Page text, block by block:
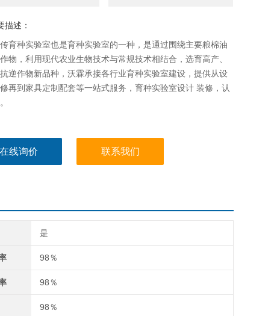
描述：
育种实验室也是育种实验室的一种，是通过围绕主要粮棉油
物，利用现代农业生物技术与常规技术相结合，选育高产、
逆作物新品种，沃霖承接各行业育种实验室建设，提供从设
再到家具定制配套等一站式服务，育种实验室设计 装修，认
在线询价 联系我们
是
98％
98％
98％